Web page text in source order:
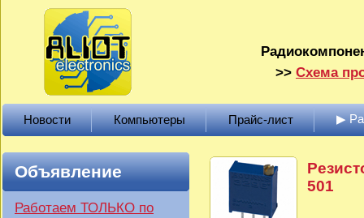
>> Схема
Новости Компьютеры Прайс-лист ▶
Объявление
Работаем ТОЛЬКО по
501